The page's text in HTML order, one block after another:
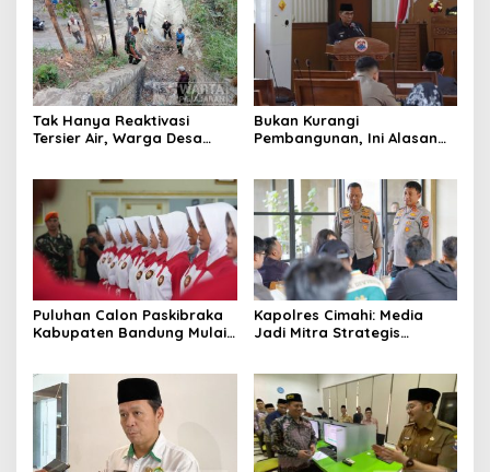
Tak Hanya Reaktivasi
Tersier Air, Warga Desa
Bukan Kurangi
Pembangunan, Ini Alasan
Daerah
Puluhan Calon Paskibraka
Kabupaten Bandung Mulai
Kapolres Cimahi: Media
Jadi Mitra Strategis